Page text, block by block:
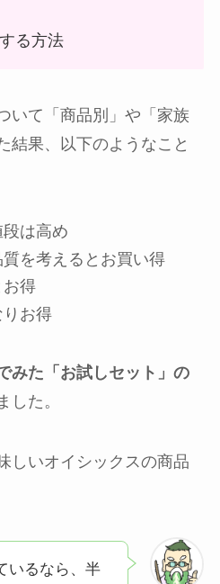
る方法
いて「商品別」や「家族
結果、以下のようなこと
は高め
を考えるとお買い得
お得
お得
みた「お試しセット」の
した。
しいオイシックスの商品
いるなら、半